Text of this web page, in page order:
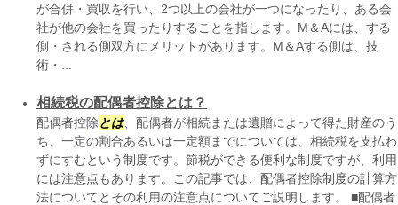
が合併・買収を行い、2つ以上の会社が一つになったり、ある会
社が他の会社を買ったりすることを指します。M＆Aには、する
側・される側双方にメリットがあります。M＆Aする側は、技
術・...
相続税の配偶者控除とは？
配偶者控除とは、配偶者が相続または遺贈によって得た財産のう
ち、一定の割合あるいは一定額までについては、相続税を支払わ
ずにすむという制度です。節税ができる便利な制度ですが、利用
には注意点もあります。この記事では、配偶者控除制度の計算方
法についてとその利用の注意点についてご説明します。 ■配偶者